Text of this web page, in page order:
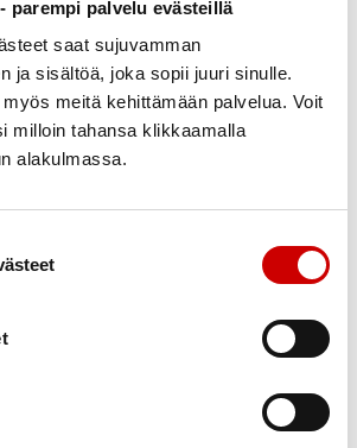
parempi palvelu evästeillä
saat sujuvamman
ja sisältöä, joka sopii juuri sinulle.
meitä kehittämään palvelua. Voit
milloin tahansa klikkaamalla
alakulmassa.
ja niiden hoidoista? Sydan.fi -
osio pitää sisällään asiantuntijoiden
sydänsairauksista. Palvelusta löytyy
vastauksia lukijoiden kysymyksiin sekä
pohjoissaameksi